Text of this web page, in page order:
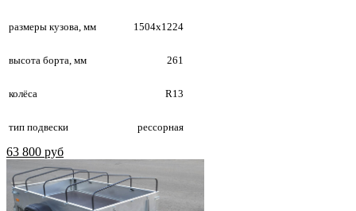
размеры кузова, мм 1504х1224
высота борта, мм 261
колёса R13
тип подвески рессорная
63 800 руб